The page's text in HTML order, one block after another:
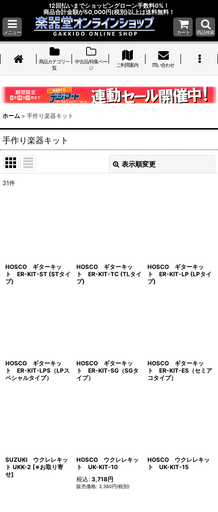
12回払いまでショッピングローン手数料0%！
商品合計金額が50,000円(税別)以上は送料無料！
メニュー カート 商品検索
商品カテゴリ一
覧
中古品/特集ペー
ジ
ご利用案内 問い合わせ
ホーム > 手作り楽器キット
手作り楽器キット
表示順変更
絞り込む
31件
HOSCO ギターキッ
ト ER-KIT-ST (STタイ
プ)
HOSCO ギターキッ
ト ER-KIT-TC (TLタイ
プ)
HOSCO ギターキッ
ト ER-KIT-LP (LPタイ
プ)
HOSCO ギターキッ
ト ER-KIT-LPS（LPス
ペシャルタイプ）
HOSCO ギターキッ
ト ER-KIT-SG（SGタ
イプ）
HOSCO ギターキッ
ト ER-KIT-ES（セミア
コタイプ）
SUZUKI ウクレレキッ
ト UKK-2 [※お取り寄
せ]
HOSCO ウクレレキッ
ト UK-KIT-10
3,380円(税別)
税込 : 3,718円
HOSCO ウクレレキッ
ト UK-KIT-15